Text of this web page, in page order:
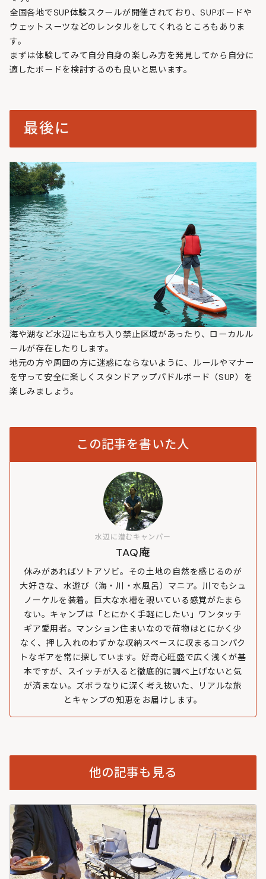
全国各地でSUP体験スクールが開催されており、SUPボードや
ウェットスーツなどのレンタルをしてくれるところもありま
す。
まずは体験してみて自分自身の楽しみ方を発見してから自分に
適したボードを検討するのも良いと思います。
最後に
海や湖など水辺にも立ち入り禁止区域があったり、ローカルル
ールが存在したりします。
地元の方や周囲の方に迷惑にならないように、ルールやマナー
を守って安全に楽しくスタンドアップパドルボード（SUP）を
楽しみましょう。
この記事を書いた人
水辺に潜むキャンパー
TAQ庵
休みがあればソトアソビ。その土地の自然を感じるのが
大好きな、水遊び（海・川・水風呂）マニア。川でもシュ
ノーケルを装着。巨大な水槽を覗いている感覚がたまら
ない。キャンプは「とにかく手軽にしたい」ワンタッチ
ギア愛用者。マンション住まいなので荷物はとにかく少
なく、押し入れのわずかな収納スペースに収まるコンパク
トなギアを常に探しています。好奇心旺盛で広く浅くが基
本ですが、スイッチが入ると徹底的に調べ上げないと気
が済まない。ズボラなりに深く考え抜いた、リアルな旅
とキャンプの知恵をお届けします。
他の記事も見る